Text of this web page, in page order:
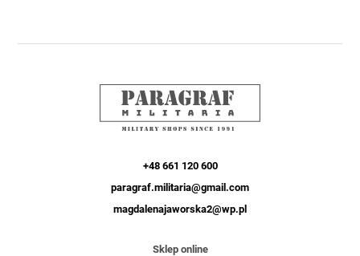
+48 661 120 600
paragraf.militaria@gmail.com
magdalenajaworska2@wp.pl
Sklep online